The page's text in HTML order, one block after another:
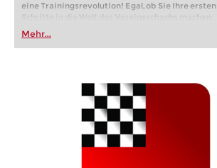
eine Trainingsrevolution! Egal, ob Sie Ihre ersten
Schritte in die Welt des Vereinsschachs machen
oder bereits auf Turnierniveau spielen: Mit
FRITZ trainieren Sie effizienter, intelligenter und
individueller als je zuvor.
Mehr...